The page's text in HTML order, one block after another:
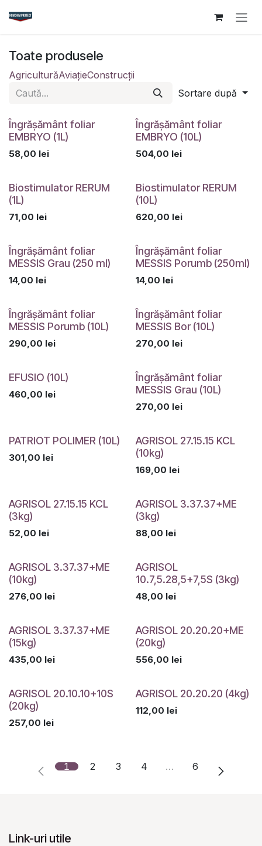
Toate produsele
AgriculturăAviațieConstrucții
Sortare după
Îngrășământ foliar
EMBRYO (1L)
58,00 lei
Îngrășământ foliar
EMBRYO (10L)
504,00 lei
Biostimulator RERUM
(1L)
71,00 lei
Biostimulator RERUM
(10L)
620,00 lei
Îngrășământ foliar
MESSIS Grau (250 ml)
14,00 lei
Îngrășământ foliar
MESSIS Porumb (250ml)
14,00 lei
Îngrășământ foliar
MESSIS Porumb (10L)
290,00 lei
Îngrășământ foliar
MESSIS Bor (10L)
270,00 lei
EFUSIO (10L)
460,00 lei
Îngrășământ foliar
MESSIS Grau (10L)
270,00 lei
PATRIOT POLIMER (10L)
301,00 lei
AGRISOL 27.15.15 KCL
(10kg)
169,00 lei
Indisponibil
AGRISOL 27.15.15 KCL
(3kg)
52,00 lei
AGRISOL 3.37.37+ME
(3kg)
88,00 lei
AGRISOL 3.37.37+ME
(10kg)
276,00 lei
AGRISOL
10.7,5.28,5+7,5S (3kg)
48,00 lei
AGRISOL 3.37.37+ME
(15kg)
435,00 lei
AGRISOL 20.20.20+ME
(20kg)
556,00 lei
AGRISOL 20.10.10+10S
(20kg)
257,00 lei
AGRISOL 20.20.20 (4kg)
112,00 lei
1 2 3 4 … 6
Link-uri utile